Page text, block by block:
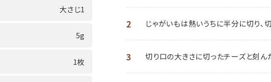
大さじ1
5g
1枚
2 じゃがいもは熱いうちに半分に切り、
3 切り口の大きさに切ったチーズと刻ん